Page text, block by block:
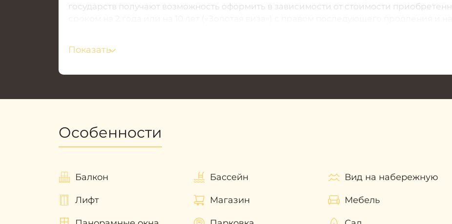
государств получают возможность оформить в зависимости от стоимости
времени этот показатель будет только расти. На него оказывает влияние степень
дожидаясь завершения строительства. А также выгодно перепродать проект еще на
Наши эксперты помогут разобраться во всех волнующих вас вопросах и помогут в
Дубае!
Показать
Особенности
Балкон Бассейн Вид на набережную
Лифт Магазин Мебель